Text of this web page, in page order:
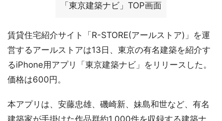
「東京建築ナビ」TOP画面
賃貸住宅紹介サイト「R-STORE(アールストア)」を運
営するアールストアは13日、東京の有名建築を紹介す
るiPhone用アプリ「東京建築ナビ」をリリースした。
価格は600円。
本アプリは、安藤忠雄、磯崎新、妹島和世など、有名
建築家が手掛けた作品群約1,000件を収録する建築ナ